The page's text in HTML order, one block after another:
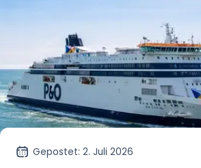
Gepostet: 2. Juli 2026